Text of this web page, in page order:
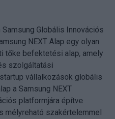
Samsung Globális Innovációs
NEXT Alap egy olyan
tőke befektetési alap, amely
szolgáltatási
vállalkozások globális
a Samsung NEXT
platformjára építve
mélyreható szakértelemmel